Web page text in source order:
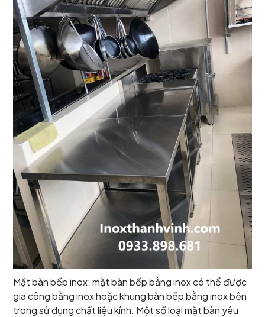
Mặt bàn bếp inox: mặt bàn bếp bằng inox có thể được
gia công bằng inox hoặc khung bàn bếp bằng inox bên
trong sử dụng chất liệu kính. Một số loại mặt bàn yêu